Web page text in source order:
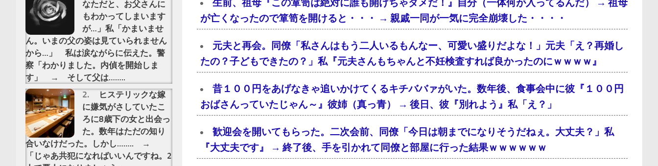
が亡くなったので箪笥を開けると・・・ → 親戚一同が一気に完全崩壊した・・・・
元夫と再会。同僚「私さんはもう二人いるもんなー、可愛い盛りだよな！」元夫「え？再婚し
たの？子どもできたの？」私『元夫さんもちゃんと不妊検査すれば良かったのにｗｗｗｗ』
昔１００円をあげなきゃ追いかけてくるキチババァがいた。数年後、食事会中に彼『１００円
おばさんっていたじゃん～』彼姉（真っ青） → 後日、彼『別れよう』私「え？」
歓迎会を開いてもらった。二次会前、同僚「今日は朝までになりそうだねぇ。大丈夫？」私
『大丈夫です』 → 終了後、手を引かれて同僚と部屋に行った結果ｗｗｗｗｗｗ
なただと、お父さんに
もわかってしまいます
が…」私「かまいませ
ん。いまの父の姿は見ていられません
から…」 私は涙ながらに伝えた。警
察「わかりました。内偵を開始しま
す」 → そして父は……..
ヒステリックな嫁
に嫌気がさしていたこ
ろに8歳下の女と出会っ
た。数年はただの知り
合いなけだった。しかし…….. →
「じゃあ共犯になればいいんですね。2